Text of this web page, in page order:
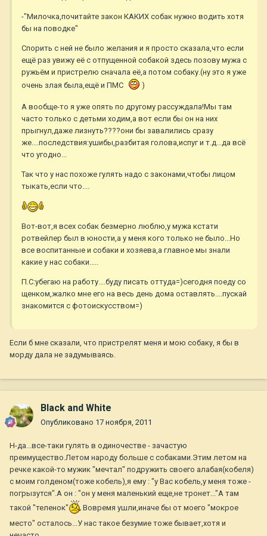
-"Милочка,почитайте закон КАКИХ собак нужно водить хотя
бы на поводке"
Спорить с ней не было желания и я просто сказала,что если
ещё раз увижу её с отпущенной собакой здесь позову мужа с
ружьём и пристрелю сначала её,а потом собаку.(ну это я уже
очень злая была,ещё и ПМС
)
А вообще-то я уже опять по другому рассуждала!Мы там
часто только с детьми ходим,а вот если бы он на них
прыгнул,даже лизнуть????они бы завалились сразу
же....последствия:ушибы,разбитая голова,испуг и т.д...да всё
что угодно...
Так что у нас похоже гулять надо с законами,чтобы лицом
тыкать,если что....
Вот-вот,я всех собак безмерно люблю,у мужа кстати
ротвейлер был в юности,а у меня кого только не было...Но
все воспитанные и собаки и хозяева,а главное мы знали
какие у нас собаки.....
П.С:убегаю на работу....буду писать оттуда=)сегодня поеду со
щенком,жалко мне его на весь день дома оставлять....пускай
знакомится с фотоискусством=)
Если б мне сказали, что пристрелят меня и мою собаку, я бы в
морду дала не задумываясь.
Black and White
Опубликовано 17 ноября, 2011
Н-да...все-таки гулять в одиночестве - зачастую
преимущество.Летом народу больше с собаками.Этим летом на
речке какой-то мужик "мечтал" подружить своего алабая(кобеля)
с моим голденом(тоже кобель),я ему : "у Вас кобель,у меня тоже -
погрызутся".А он : "он у меня маленький еще,не тронет..."А там
такой "теленок"
Вовремя ушли,иначе бы от моего "мокрое
место" осталось...У нас такое безумие тоже бывает,хотя и